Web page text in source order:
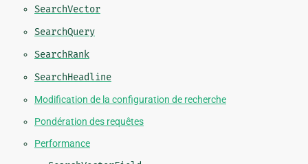
SearchVector
SearchQuery
SearchRank
SearchHeadline
Modification de la configuration de recherche
Pondération des requêtes
Performance